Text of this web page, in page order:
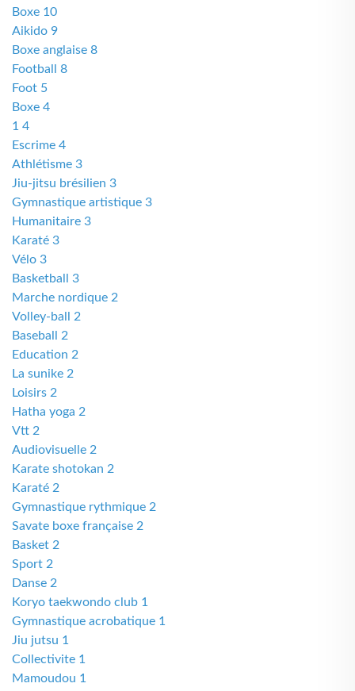
Boxe 10
Aikido 9
Boxe anglaise 8
Football 8
Foot 5
Boxe 4
1 4
Escrime 4
Athlétisme 3
Jiu-jitsu brésilien 3
Gymnastique artistique 3
Humanitaire 3
Karaté 3
Vélo 3
Basketball 3
Marche nordique 2
Volley-ball 2
Baseball 2
Education 2
La sunike 2
Loisirs 2
Hatha yoga 2
Vtt 2
Audiovisuelle 2
Karate shotokan 2
Karaté 2
Gymnastique rythmique 2
Savate boxe française 2
Basket 2
Sport 2
Danse 2
Koryo taekwondo club 1
Gymnastique acrobatique 1
Jiu jutsu 1
Collectivite 1
Mamoudou 1